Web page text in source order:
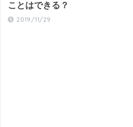
ことはできる？
2019/11/29